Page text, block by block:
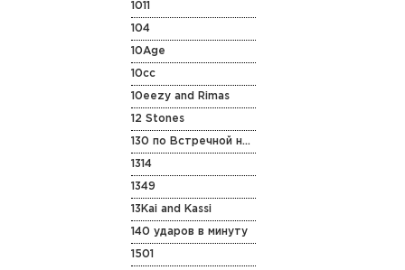
1011
104
10Age
10cc
10eezy and Rimas
12 Stones
130 по Встречной на Старенькой Vespa
1314
1349
13Kai and Kassi
140 ударов в минуту
1501